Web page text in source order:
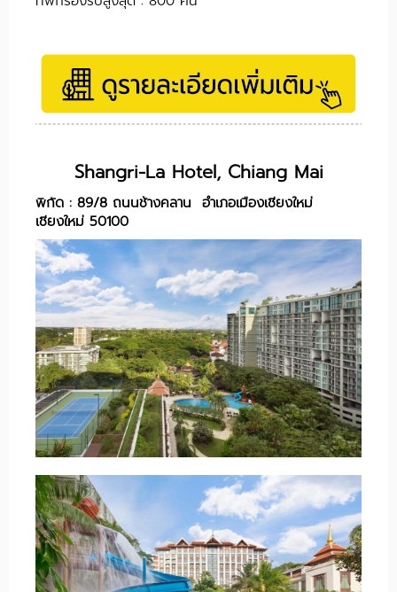
Shangri-La Hotel, Chiang Mai
พิกัด : 89/8 ถนนช้างคลาน อำเภอเมืองเชียงใหม่
เชียงใหม่ 50100